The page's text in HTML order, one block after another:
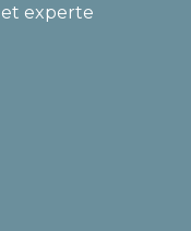
experte